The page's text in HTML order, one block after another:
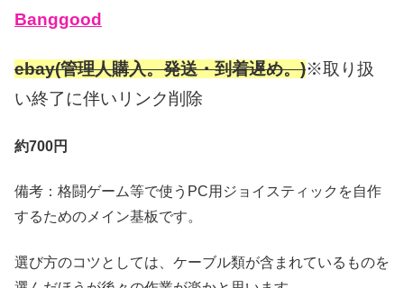
Banggood
ebay(管理人購入。発送・到着遅め。)※取り扱
い終了に伴いリンク削除
約700円
備考：格闘ゲーム等で使うPC用ジョイスティックを自作
するためのメイン基板です。
選び方のコツとしては、ケーブル類が含まれているものを